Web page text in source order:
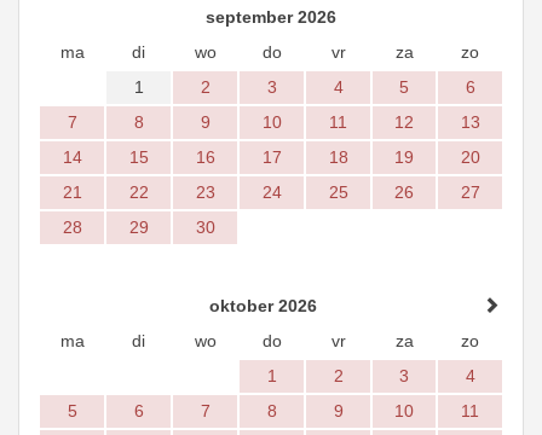
september 2026
ma
di wo do vr za
zo
1
2 3 4 5
6
7
8 9 10 11 12
13
14
15 16 17 18 19
20
21
22 23 24 25 26
27
28
29 30
oktober 2026
ma
di wo do vr za
zo
1
2 3
4
5
6 7 8 9 10
11